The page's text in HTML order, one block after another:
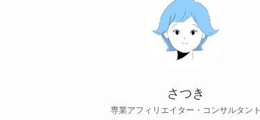
さつき
専業アフィリエイター・コンサルタント